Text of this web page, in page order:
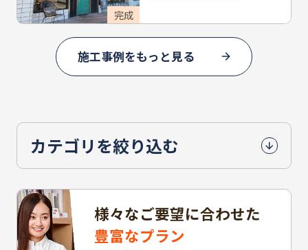
完成
施工事例をもっと見る
カテゴリを絞り込む
様々なご要望に合わせた
豊富なプラン